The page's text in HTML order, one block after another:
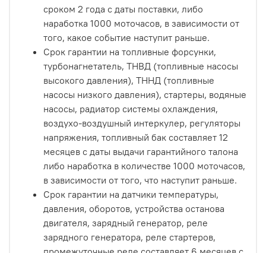
сроком 2 года с даты поставки, либо
наработка 1000 моточасов, в зависимости от
того, какое событие наступит раньше.
Срок гарантии на топливные форсунки,
турбонагнетатель, ТНВД (топливные насосы
высокого давления), ТННД (топливные
насосы низкого давления), стартеры, водяные
насосы, радиатор системы охлаждения,
воздухо-воздушный интеркулер, регуляторы
напряжения, топливный бак составляет 12
месяцев с даты выдачи гарантийного талона
либо наработка в количестве 1000 моточасов,
в зависимости от того, что наступит раньше.
Срок гарантии на датчики температуры,
давления, оборотов, устройства останова
двигателя, зарядный генератор, реле
зарядного генератора, реле стартеров,